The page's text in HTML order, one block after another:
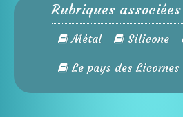
Rubriques associées
Métal Silicone
Le pays des Licornes